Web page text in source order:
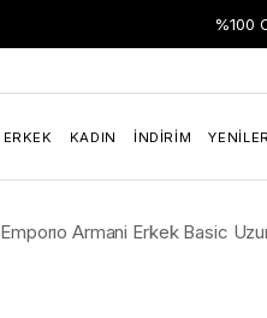
%100
ERKEK KADIN İNDIRIM YENILER
Emporıo Armani Erkek Basic